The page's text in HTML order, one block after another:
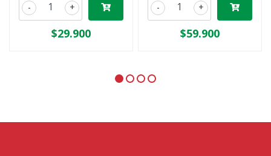
+
-
$29.900
+
-
$59.900